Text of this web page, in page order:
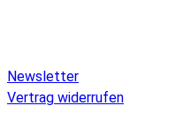
Newsletter
Vertrag widerrufen